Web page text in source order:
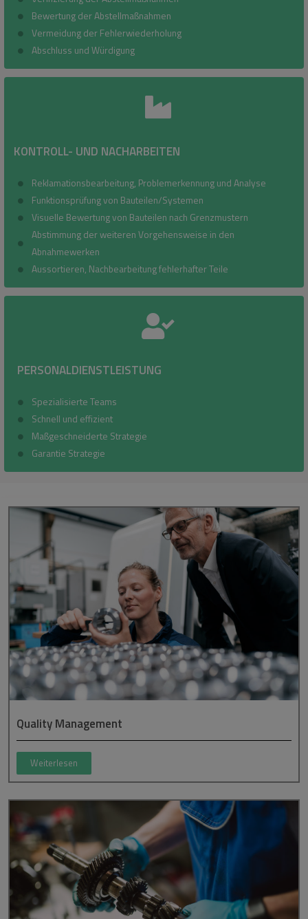
Bewertung der Abstellmaßnahmen
Vermeidung der Fehlerwiederholung
Abschluss und Würdigung
KONTROLL- UND NACHARBEITEN
Reklamationsbearbeitung, Problemerkennung und Analyse
Funktionsprüfung von Bauteilen/Systemen
Visuelle Bewertung von Bauteilen nach Grenzmustern
Abstimmung der weiteren Vorgehensweise in den
Abnahmewerken
Aussortieren, Nachbearbeitung fehlerhafter Teile
PERSONALDIENSTLEISTUNG
Spezialisierte Teams
Schnell und effizient
Maßgeschneiderte Strategie
Garantie Strategie
Quality Management
Weiterlesen